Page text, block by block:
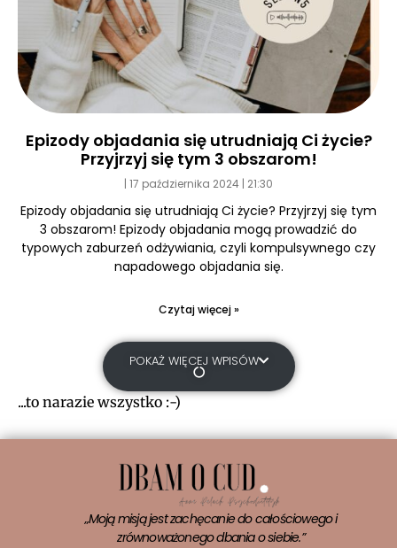
Epizody objadania się utrudniają Ci życie?
Przyjrzyj się tym 3 obszarom!
17 października 2024 21:30
Epizody objadania się utrudniają Ci życie? Przyjrzyj się tym
3 obszarom! Epizody objadania mogą prowadzić do
typowych zaburzeń odżywiania, czyli kompulsywnego czy
napadowego objadania się.
Czytaj więcej »
POKAŻ WIĘCEJ WPISÓW
...to narazie wszystko :-)
„Moją misją jest zachęcanie do całościowego i
zrównoważonego dbania o siebie.”